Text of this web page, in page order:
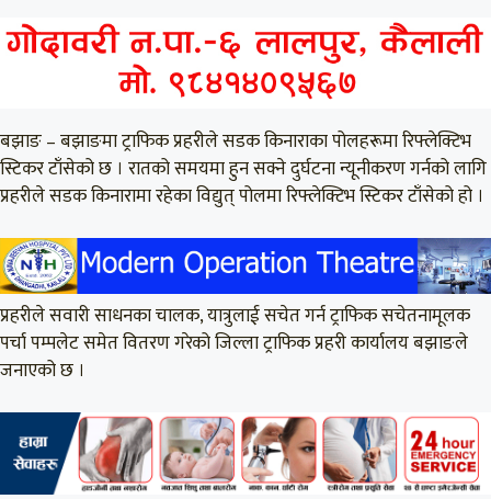
बझाङ – बझाङमा ट्राफिक प्रहरीले सडक किनाराका पोलहरूमा रिफ्लेक्टिभ
स्टिकर टाँसेको छ । रातको समयमा हुन सक्ने दुर्घटना न्यूनीकरण गर्नको लागि
प्रहरीले सडक किनारामा रहेका विद्युत् पोलमा रिफ्लेक्टिभ स्टिकर टाँसेको हो ।
प्रहरीले सवारी साधनका चालक, यात्रुलाई सचेत गर्न ट्राफिक सचेतनामूलक
पर्चा पम्पलेट समेत वितरण गरेको जिल्ला ट्राफिक प्रहरी कार्यालय बझाङले
जनाएको छ ।